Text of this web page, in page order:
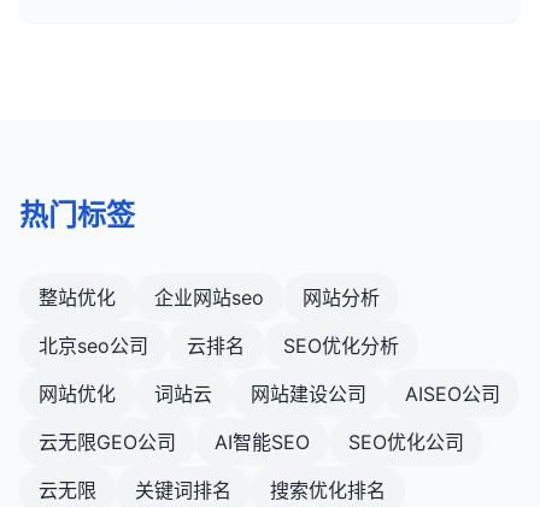
热门标签
整站优化 企业网站seo
网站分析
北京seo公司
云排名
SEO优化分析
网站优化
词站云 网站建设公司
AISEO公司
云无限GEO公司
AI智能SEO
SEO优化公司
云无限
关键词排名
搜索优化排名